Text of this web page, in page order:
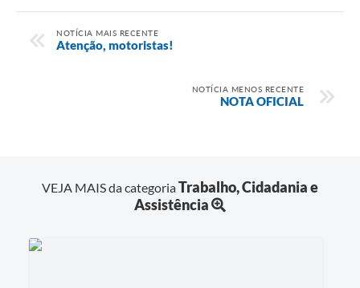
NOTÍCIA MAIS RECENTE
Atenção, motoristas!
NOTÍCIA MENOS RECENTE
NOTA OFICIAL
VEJA MAIS da categoriaTrabalho, Cidadania e
Assistência